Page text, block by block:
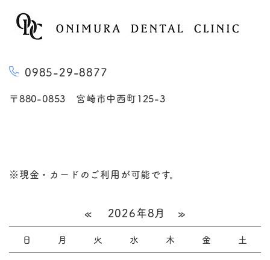
0985-29-8877
〒880-0853 宮崎市中西町125-3
※現金・カードのご利用が可能です。
« 2026年8月 »
日 月 火 水 木 金 土